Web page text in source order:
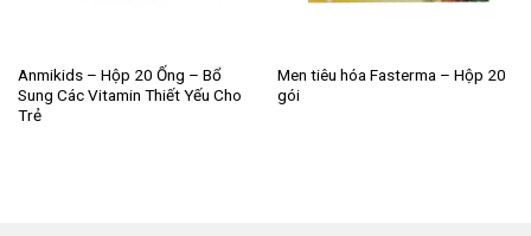
Anmikids – Hộp 20 Ống – Bổ
Sung Các Vitamin Thiết Yếu Cho
Trẻ
Men tiêu hóa Fasterma – Hộp 20
gói